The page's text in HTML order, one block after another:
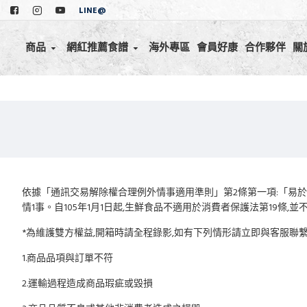
LINE@
商品 網紅推薦食譜 海外專區 會員好康 合作夥伴 關
依據「通訊交易解除權合理例外情事適用準則」第2條第一項:「易
情1事。自105年1月1日起,生鮮食品不適用於消費者保護法第19條,並
*為維護雙方權益,開箱時請全程錄影,如有下列情形請立即與客服聯
1.商品品項與訂單不符
2.運輸過程造成商品瑕疵或毀損